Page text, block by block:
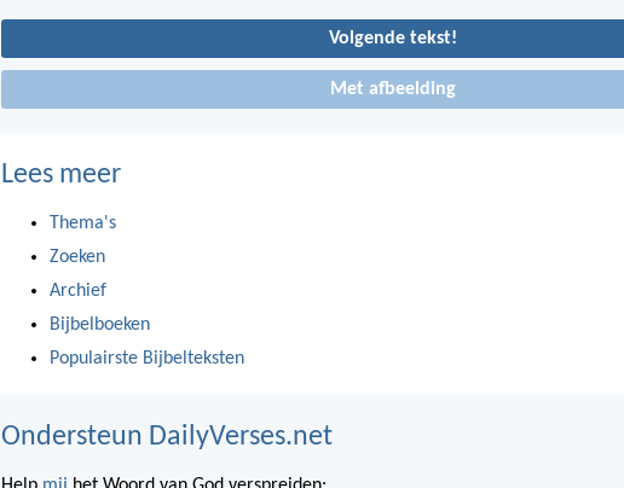
Volgende tekst!
Met afbeelding
Lees meer
Thema's
Zoeken
Archief
Bijbelboeken
Populairste Bijbelteksten
Ondersteun DailyVerses.net